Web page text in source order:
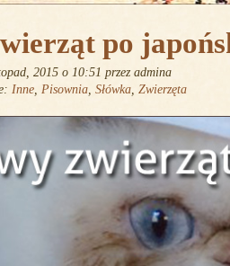
po
2015 o 10:51 przez admina
Inne, Pisownia, Słówka, Zwierzęta